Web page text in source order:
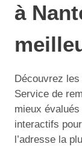
à
Découvrez
Service de
mieux
interactifs
l’adresse la